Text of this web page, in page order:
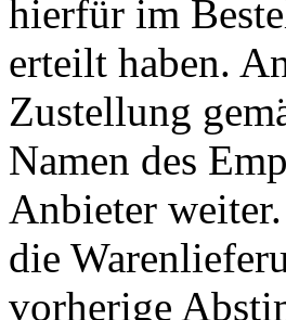
hierfür im
erteilt haben.
Zustellung
Namen des
Anbieter
die
vorherige